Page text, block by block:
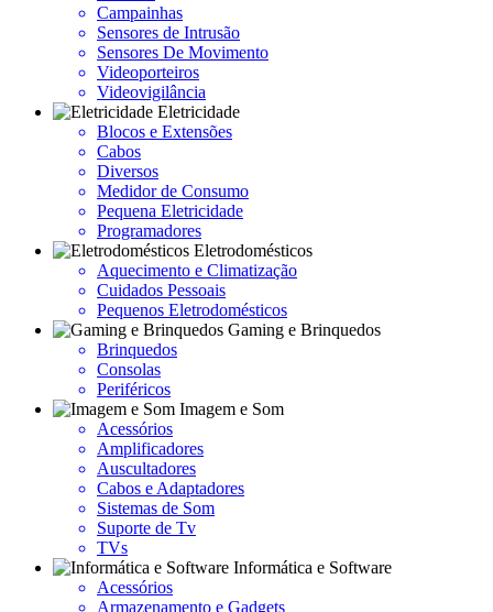
Campainhas
Sensores de Intrusão
Sensores De Movimento
Videoporteiros
Videovigilância
Eletricidade
Blocos e Extensões
Cabos
Diversos
Medidor de Consumo
Pequena Eletricidade
Programadores
Eletrodomésticos
Aquecimento e Climatização
Cuidados Pessoais
Pequenos Eletrodomésticos
Gaming e Brinquedos
Brinquedos
Consolas
Periféricos
Imagem e Som
Acessórios
Amplificadores
Auscultadores
Cabos e Adaptadores
Sistemas de Som
Suporte de Tv
TVs
Informática e Software
Acessórios
Armazenamento e Gadgets